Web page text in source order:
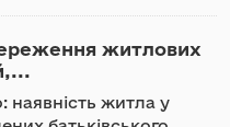
житлових
наявність житла у